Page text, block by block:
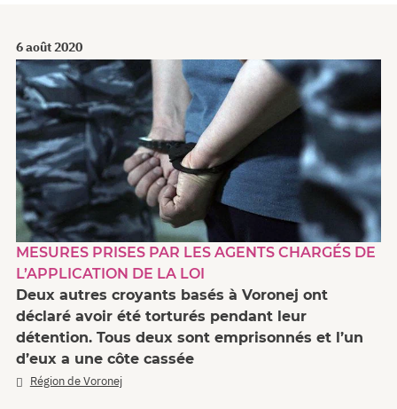
6 août 2020
MESURES PRISES PAR LES AGENTS CHARGÉS DE
L’APPLICATION DE LA LOI
Deux autres croyants basés à Voronej ont
déclaré avoir été torturés pendant leur
détention. Tous deux sont emprisonnés et l’un
d’eux a une côte cassée
Région de Voronej